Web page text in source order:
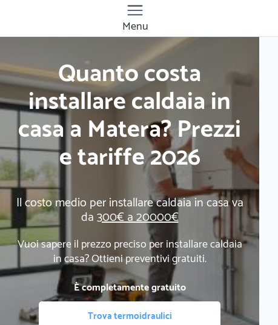
Quanto costa
installare caldaia in
casa a Matera? Prezzi
e tariffe 2026
Il costo medio per installare caldaia in casa va
da300€ a 20000€
Vuoi sapere il prezzo preciso per installare caldaia
in casa? Ottieni preventivi gratuiti.
È completamente gratuito
Trova termoidraulici
Menu